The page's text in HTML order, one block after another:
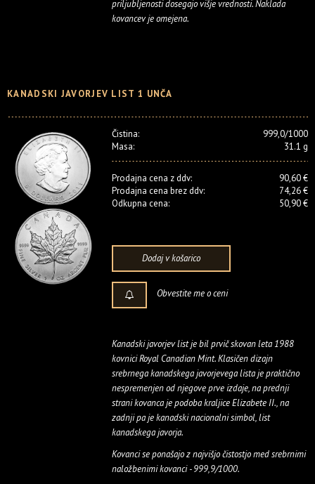
priljubljenosti dosegajo višje vrednosti. Naklada
kovancev je omejena.
KANADSKI JAVORJEV LIST 1 UNČA
Čistina:
999,0/1000
Masa:
31.1 g
Prodajna cena z ddv:
90,60 €
Prodajna cena brez ddv:
74,26 €
Odkupna cena:
50,90 €
Dodaj v košarico
Obvestite me o ceni
Kanadski javorjev list je bil prvič skovan leta 1988
kovnici Royal Canadian Mint. Klasičen dizajn
srebrnega kanadskega javorjevega lista je praktično
nespremenjen od njegove prve izdaje, na prednji
strani kovanca je podoba kraljice Elizabete II., na
zadnji pa je kanadski nacionalni simbol, list
kanadskega javorja.
Kovanci se ponašajo z najvišjo čistostjo med srebrnimi
naložbenimi kovanci - 999,9/1000.